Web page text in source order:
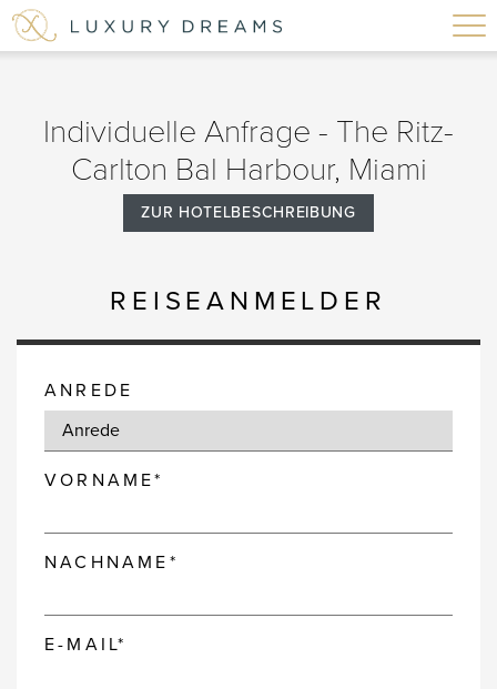
Individuelle Anfrage - The Ritz-
Carlton Bal Harbour, Miami
ZUR HOTELBESCHREIBUNG
REISEANMELDER
ANREDE
VORNAME*
NACHNAME*
E-MAIL*